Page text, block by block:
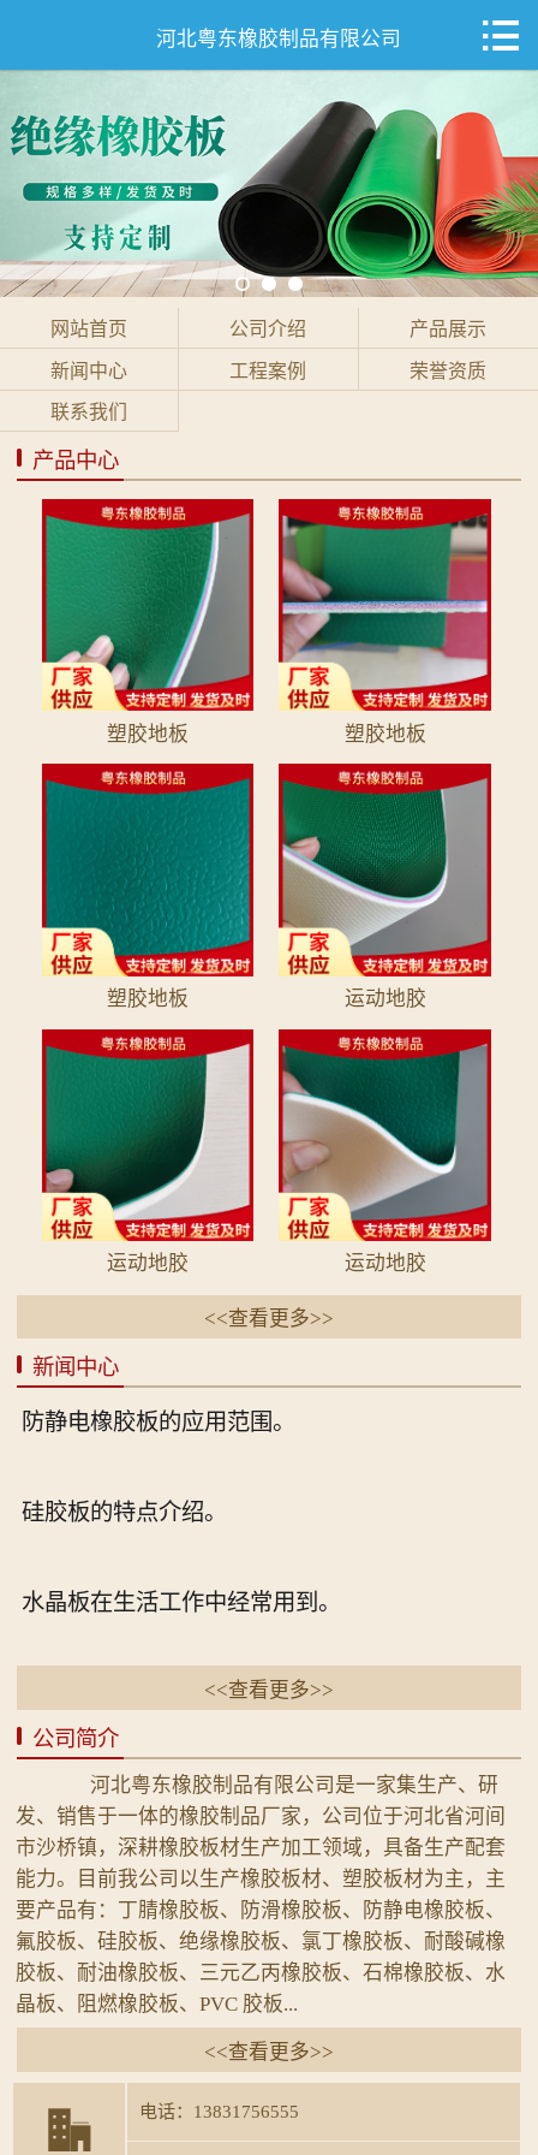
 网站首页
产品展示
新闻中心
工程案例
荣誉资质
联系我们
河北粤东橡胶制品有限公司 
网站首页 公司介绍 产品展示
新闻中心 工程案例 荣誉资质
联系我们
产品中心
塑胶地板 塑胶地板
塑胶地板 运动地胶
运动地胶 运动地胶
<<查看更多>>
新闻中心
防静电橡胶板的应用范围。
硅胶板的特点介绍。
水晶板在生活工作中经常用到。
<<查看更多>>
公司简介
河北粤东橡胶制品有限公司是一家集生产、研
发、销售于一体的橡胶制品厂家，公司位于河北省河间
市沙桥镇，深耕橡胶板材生产加工领域，具备生产配套
能力。目前我公司以生产橡胶板材、塑胶板材为主，主
要产品有：丁腈橡胶板、防滑橡胶板、防静电橡胶板、
氟胶板、硅胶板、绝缘橡胶板、氯丁橡胶板、耐酸碱橡
胶板、耐油橡胶板、三元乙丙橡胶板、石棉橡胶板、水
晶板、阻燃橡胶板、PVC 胶板...
<<查看更多>>
 电话：13831756555